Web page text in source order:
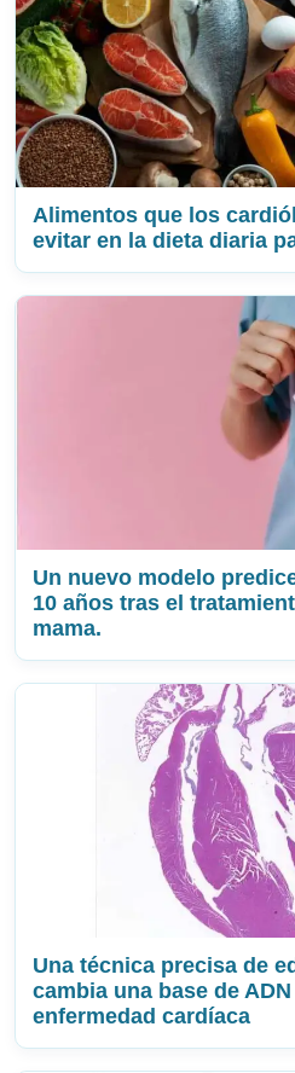
Alimentos que los
evitar en la dieta diaria
Un nuevo modelo
10 años tras el
mama.
Una técnica precisa de
cambia una base de
enfermedad cardíaca